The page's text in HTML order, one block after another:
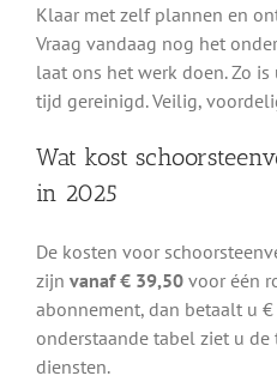
Klaar met zelf plannen en
Vraag vandaag nog het
laat ons het werk doen. Zo
tijd gereinigd. Veilig,
Wat kost
in 2025
De kosten voor
zijn vanaf € 39,50voor één
abonnement, dan betaalt u
onderstaande tabel ziet u
diensten.